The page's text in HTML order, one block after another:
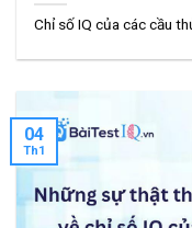
Chỉ số IQ của các cầu
04
Th1